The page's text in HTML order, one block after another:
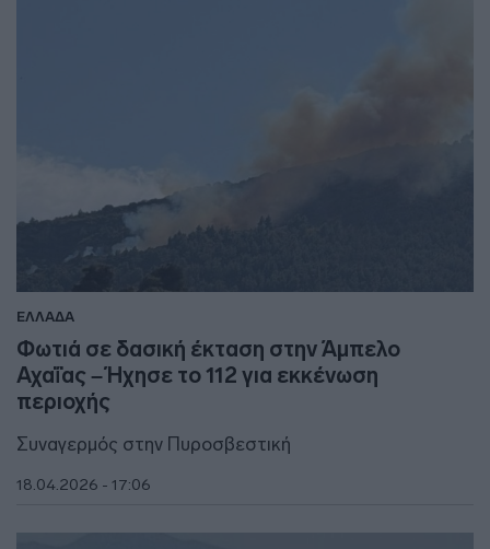
ΕΛΛΑΔΑ
Φωτιά σε δασική έκταση στην Άμπελο
Αχαΐας – Ήχησε το 112 για εκκένωση
περιοχής
Συναγερμός στην Πυροσβεστική
18.04.2026 - 17:06